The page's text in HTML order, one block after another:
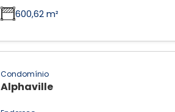
600,62 m²
Condomínio
Alphaville